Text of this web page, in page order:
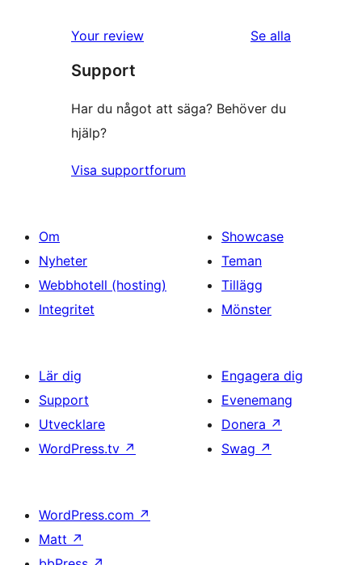
Your review
Se alla
Support
Har du något att säga? Behöver du
hjälp?
Visa supportforum
Om
Nyheter
Webbhotell (hosting)
Integritet
Showcase
Teman
Tillägg
Mönster
Lär dig
Support
Utvecklare
WordPress.tv ↗
Engagera dig
Evenemang
Donera ↗
Swag ↗
WordPress.com ↗
Matt ↗